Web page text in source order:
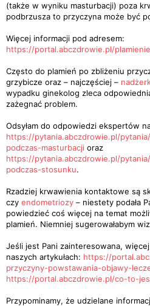
(także w wyniku masturbacji) poza
podbrzusza to przyczyna może być
Więcej informacji pod adresem:
https://portal.abczdrowie.pl/
Często do plamień po zbliżeniu
grzybicze oraz – najczęściej –
wypadku ginekolog zleca
zażegnać problem.
Odsyłam do odpowiedzi ekspertów
https://pytania.abczdrowie.pl/
podczas-masturbacji oraz
https://pytania.abczdrowie.pl/
podczas-stosunku.
Rzadziej krwawienia kontaktowe są
czy endometriozy – niestety podała
powiedzieć coś więcej na temat
plamień. Niemniej sugerowałabym
Jeśli jest Pani zainteresowana,
naszych artykułach: https://
przyczyny-powstawania-objawy-
https://portal.abczdrowie.pl/co-to-
Przypominamy, że udzielane